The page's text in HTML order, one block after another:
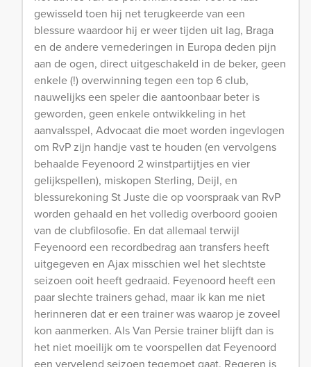
gewisseld toen hij net terugkeerde van een
blessure waardoor hij er weer tijden uit lag, Braga
en de andere vernederingen in Europa deden pijn
aan de ogen, direct uitgeschakeld in de beker, geen
enkele (!) overwinning tegen een top 6 club,
nauwelijks een speler die aantoonbaar beter is
geworden, geen enkele ontwikkeling in het
aanvalsspel, Advocaat die moet worden ingevlogen
om RvP zijn handje vast te houden (en vervolgens
behaalde Feyenoord 2 winstpartijtjes en vier
gelijkspellen), miskopen Sterling, Deijl, en
blessurekoning St Juste die op voorspraak van RvP
worden gehaald en het volledig overboord gooien
van de clubfilosofie. En dat allemaal terwijl
Feyenoord een recordbedrag aan transfers heeft
uitgegeven en Ajax misschien wel het slechtste
seizoen ooit heeft gedraaid. Feyenoord heeft een
paar slechte trainers gehad, maar ik kan me niet
herinneren dat er een trainer was waarop je zoveel
kon aanmerken. Als Van Persie trainer blijft dan is
het niet moeilijk om te voorspellen dat Feyenoord